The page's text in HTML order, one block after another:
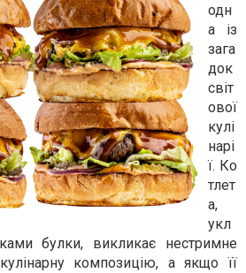
одн
а із
зага
док
світ
ової
кулі
нарі
ї. Ко
тлет
а,
укл
булки, викликає нестримне
композицію, а якщо її